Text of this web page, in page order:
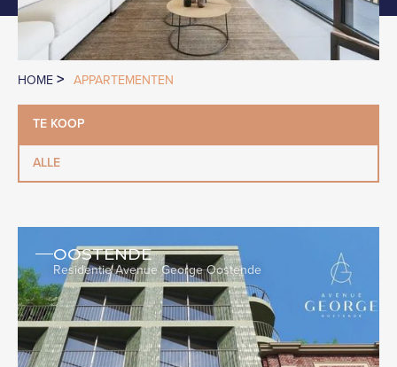
HOME> APPARTEMENTEN
TE KOOP
ALLE
OOSTENDE
Residentie Avenue George Oostende